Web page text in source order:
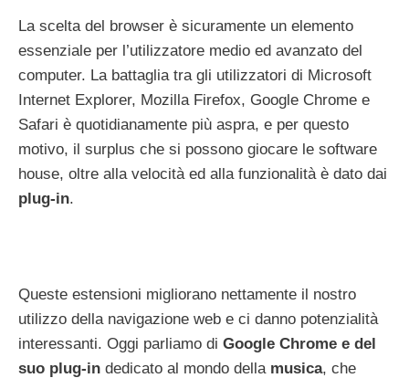
La scelta del browser è sicuramente un elemento
essenziale per l’utilizzatore medio ed avanzato del
computer. La battaglia tra gli utilizzatori di Microsoft
Internet Explorer, Mozilla Firefox, Google Chrome e
Safari è quotidianamente più aspra, e per questo
motivo, il surplus che si possono giocare le software
house, oltre alla velocità ed alla funzionalità è dato dai
plug-in.
Queste estensioni migliorano nettamente il nostro
utilizzo della navigazione web e ci danno potenzialità
interessanti. Oggi parliamo di Google Chrome e del
suo plug-in dedicato al mondo della musica, che